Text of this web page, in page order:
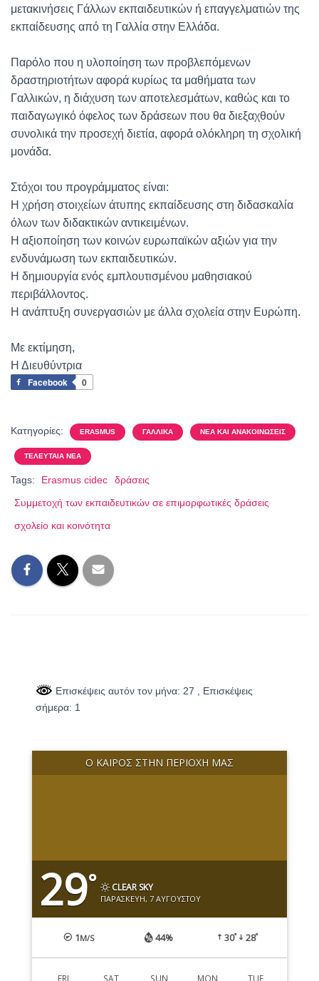
μετακινήσεις Γάλλων εκπαιδευτικών ή επαγγελματιών της
εκπαίδευσης από τη Γαλλία στην Ελλάδα.
Παρόλο που η υλοποίηση των προβλεπόμενων
δραστηριοτήτων αφορά κυρίως τα μαθήματα των
Γαλλικών, η διάχυση των αποτελεσμάτων, καθώς και το
παιδαγωγικό όφελος των δράσεων που θα διεξαχθούν
συνολικά την προσεχή διετία, αφορά ολόκληρη τη σχολική
μονάδα.
Στόχοι του προγράμματος είναι:
Η χρήση στοιχείων άτυπης εκπαίδευσης στη διδασκαλία
όλων των διδακτικών αντικειμένων.
Η αξιοποίηση των κοινών ευρωπαϊκών αξιών για την
ενδυνάμωση των εκπαιδευτικών.
Η δημιουργία ενός εμπλουτισμένου μαθησιακού
περιβάλλοντος.
Η ανάπτυξη συνεργασιών με άλλα σχολεία στην Ευρώπη.
Με εκτίμηση,
Η Διευθύντρια
Facebook 0
Κατηγορίες: ERASMUS ΓΑΛΛΙΚΆ ΝΈΑ ΚΑΙ ΑΝΑΚΟΙΝΏΣΕΙΣ
ΤΕΛΕΥΤΑΊΑ ΝΈΑ
Tags: Erasmus cidec
δράσεις
Συμμετοχή των εκπαιδευτικών σε επιμορφωτικές δράσεις
σχολείο και κοινότητα
Επισκέψεις αυτόν τον μήνα: 27
, Επισκέψεις
σήμερα: 1
Ο ΚΑΙΡΌΣ ΣΤΗΝ ΠΕΡΙΟΧΉ ΜΑΣ
29° CLEAR SKY
ΠΑΡΑΣΚΕΥΉ, 7 ΑΥΓΟΎΣΤΟΥ
1M/S 44% 30° 28°
FRI SAT SUN MON TUE